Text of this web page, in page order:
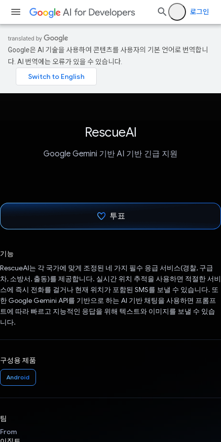
로그인
Google은 AI 기술을 사용하여 콘텐츠를 사용자의 기본 언어로 번역합니
다. AI 번역에는 오류가 있을 수 있습니다.
RescueAI
Google Gemini 기반 AI 기반 긴급 지원
투표
기능
RescueAI는 각 국가에 맞게 조정된 네 가지 필수 응급 서비스(경찰, 구급
차, 소방서, 출동)를 제공합니다. 실시간 위치 추적을 사용하면 적절한 서비
스에 즉시 전화를 걸거나 현재 위치가 포함된 SMS를 보낼 수 있습니다. 또
한 Google Gemini API를 기반으로 하는 AI 기반 채팅을 사용하면 프롬프
트에 따라 빠르고 지능적인 응답을 위해 텍스트와 이미지를 보낼 수 있습
니다.
구성용 제품
Android
팀
From